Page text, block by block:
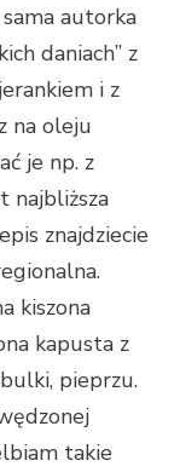
autorka
daniach” z
i z
na oleju
je np. z
najbliższa
znajdziecie
kiszona
kapusta z
pieprzu.
takie